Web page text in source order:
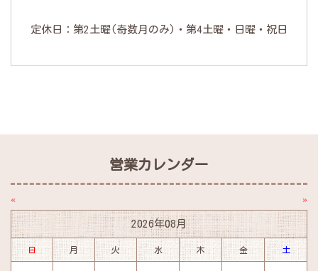
定休日：第2土曜(奇数月のみ)・第4土曜・日曜・祝日
営業カレンダー
« »
2026年08月
日 月 火 水 木 金 土